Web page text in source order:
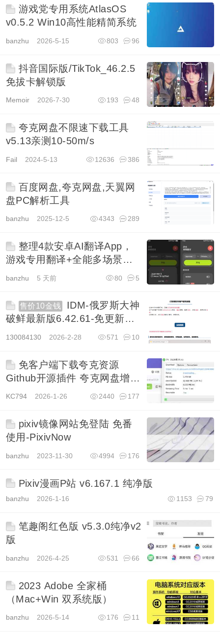
游戏党专用系统AtlasOS
v0.5.2 Win10高性能精简系统
banzhu 2026-5-15 96
803
抖音国际版/TikTok_46.2.5
免拔卡解锁版
Memoir2026-7-30 48
193
夸克网盘不限速下载工具
v5.13亲测10-50m/s
Fail 2024-5-13 386
12636
百度网盘,夸克网盘,天翼网
盘PC解析工具
banzhu 2025-12-5 289
4343
整理4款安卓AI翻译App，
游戏专用翻译+全能多场景翻
banzhu 5 天前 5
80
售价10金钱
IDM-俄罗斯大神
破鲜最新版6.42.61-免更新不
弹窗【第二次更...
1300841302026-2-28 10
571
免客户端下载夸克资源
Github开源插件 夸克网盘增强
下载助手
KC7942026-1-26 177
2440
pixiv镜像网站免登陆 免番
使用-PixivNow
banzhu 2023-11-30 176
4994
Pixiv漫画P站 v6.167.1 纯净版
banzhu 2026-1-16 79
1153
笔趣阁红色版 v5.3.0纯净v2
版
banzhu 2026-4-25 66
531
2023 Adobe 全家桶
（Mac+Win 双系统版）
banzhu 2026-5-14 11
176